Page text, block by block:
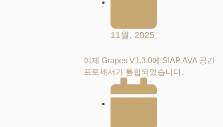
11월, 2025
이제 Grapes V1.3.0에 SIAP AVA 공간
프로세서가 통합되었습니다.